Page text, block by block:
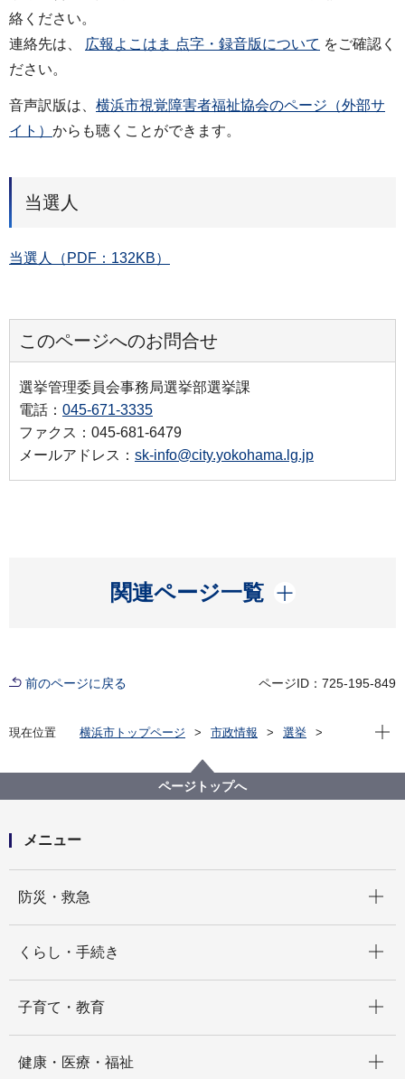
絡ください。
連絡先は、
広報よこはま 点字・録音版について をご確認く
ださい。
音声訳版は、 横浜市視覚障害者福祉協会のページ（外部サ
イト） からも聴くことができます。
当選人
当選人（PDF：132KB）
このページへのお問合せ
選挙管理委員会事務局選挙部選挙課
電話： 045-671-3335
ファクス：045-681-6479
メールアドレス： sk-info@city.yokohama.lg.jp
関連ページ一覧
開く
前のページに戻る ページID：725-195-849
現在位置 横浜市トップページ 市政情報
選挙
横浜市会・神奈川県議会・神奈川県知事選挙
横浜市議会議員補欠選挙(金沢区 候補者情報・選挙公
報)(令和７年８月３日執行）
現在
ページトップへ
メニュー
防災・救急
くらし・手続き
子育て・教育
健康・医療・福祉